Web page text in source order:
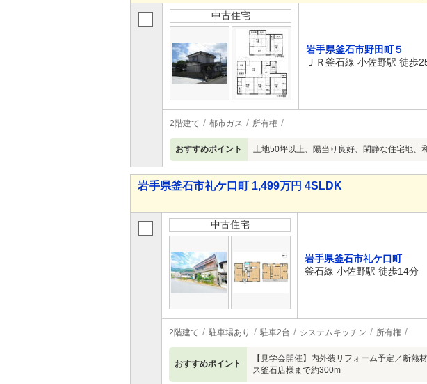
中古住宅
岩手県釜石市野田町５
ＪＲ釜石線 小佐野駅 徒歩
2階建て 都市ガス 所有権
おすすめポイント 土地50坪以上、陽当り良好、閑静な住宅地、
岩手県釜石市礼ケ口町 1,499万円 4SLDK
中古住宅
岩手県釜石市礼ケ口町
釜石線 小佐野駅 徒歩14分
2階建て 駐車場あり 駐車2台 システムキッチン 所有権
おすすめポイント
【見学会開催】内外装リフォーム予定／断
ス釜石店様まで約300m